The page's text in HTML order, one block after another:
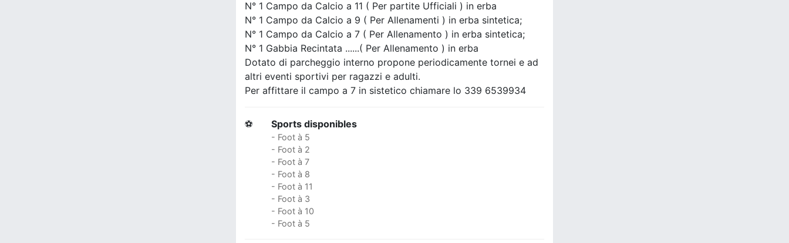
N° 1 Campo da Calcio a 11 ( Per partite Ufficiali ) in erba
N° 1 Campo da Calcio a 9 ( Per Allenamenti ) in erba sintetica;
N° 1 Campo da Calcio a 7 ( Per Allenamento ) in erba sintetica;
N° 1 Gabbia Recintata ......( Per Allenamento ) in erba
Dotato di parcheggio interno propone periodicamente tornei e ad
altri eventi sportivi per ragazzi e adulti.
Per affittare il campo a 7 in sistetico chiamare lo 339 6539934
⚽ Sports disponibles
- Foot à 5
- Foot à 2
- Foot à 7
- Foot à 8
- Foot à 11
- Foot à 3
- Foot à 10
- Foot à 5